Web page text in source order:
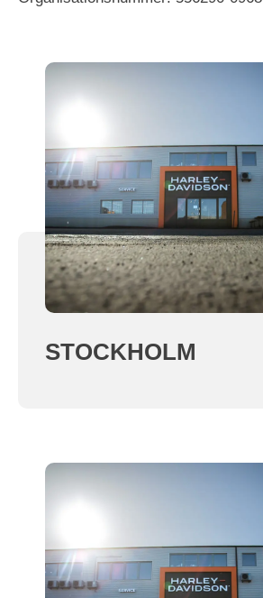
STOCKHOLM